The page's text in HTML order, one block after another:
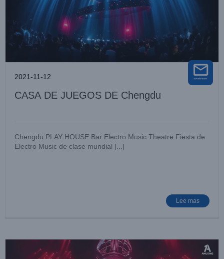
2021-11-12
CASA DE JUEGOS DE Chengdu
Chengdu PLAY HOUSE Bar Electro Music Theatre Fiesta de
Electro Music de clase mundial [...]
Lee mas